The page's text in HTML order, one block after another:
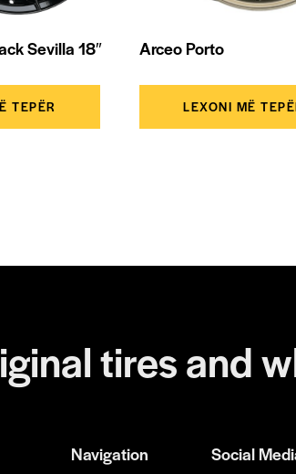
Sevilla 18″
TEPËR
Arceo Porto
LEXONI MË
tires and
Navigation Social